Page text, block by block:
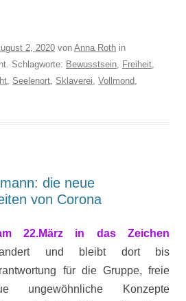
2, 2020 von Anna Roth in
Schlagworte: Bewusstsein, Freiheit,
, Seelenort, Sklaverei, Vollmond,
die neue
von Corona
22.März in das Zeichen
und bleibt dort bis
für die Gruppe, freie
ungewöhnliche Konzepte